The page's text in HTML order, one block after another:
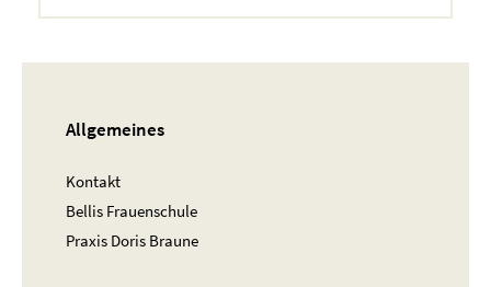
Allgemeines
Kontakt
Bellis Frauenschule
Praxis Doris Braune